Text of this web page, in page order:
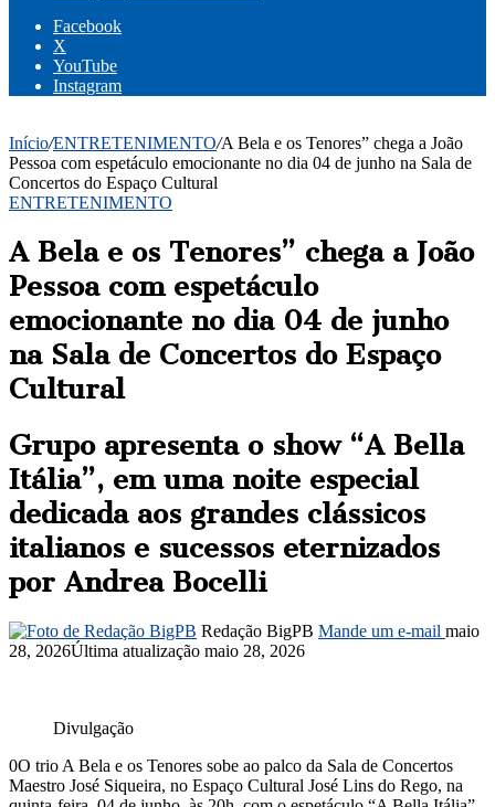
Facebook
X
YouTube
Instagram
Início/ENTRETENIMENTO/A Bela e os Tenores” chega a João
Pessoa com espetáculo emocionante no dia 04 de junho na Sala de
Concertos do Espaço Cultural
ENTRETENIMENTO
A Bela e os Tenores” chega a João
Pessoa com espetáculo
emocionante no dia 04 de junho
na Sala de Concertos do Espaço
Cultural
Grupo apresenta o show “A Bella
Itália”, em uma noite especial
dedicada aos grandes clássicos
italianos e sucessos eternizados
por Andrea Bocelli
Redação BigPB Mande um e-mail maio
28, 2026Última atualização maio 28, 2026
Divulgação
0O trio A Bela e os Tenores sobe ao palco da Sala de Concertos
Maestro José Siqueira, no Espaço Cultural José Lins do Rego, na